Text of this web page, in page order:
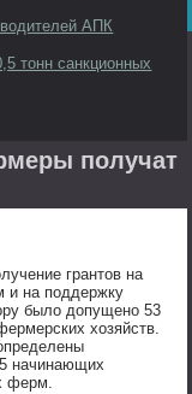
АПК
тонн санкционных
получат
грантов на
и на поддержку
было допущено 53
хозяйств.
начинающих
ферм.